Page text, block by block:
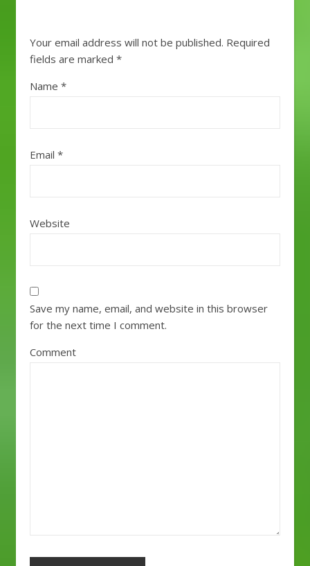
Your email address will not be published. Required
fields are marked *
Name *
Email *
Website
Save my name, email, and website in this browser
for the next time I comment.
Comment